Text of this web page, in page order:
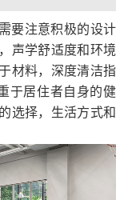
要注意积极的设计
声学舒适度和环境
材料，深度清洁指
于居住者自身的健
选择，生活方式和